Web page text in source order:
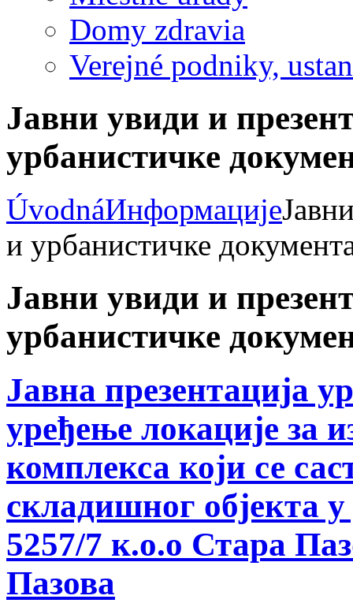
Domy zdravia
Verejné podniky,
Јавни увиди и
урбанистичке
ÚvodnáИнформације
и урбанистичке
Јавни увиди и
урбанистичке
Јавна презентација
уређење локације за
комплекса који се
складишног објекта
5257/7 к.о.о Стара
Пазова